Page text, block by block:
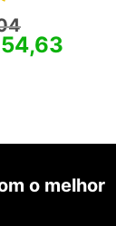
54,63
o melhor